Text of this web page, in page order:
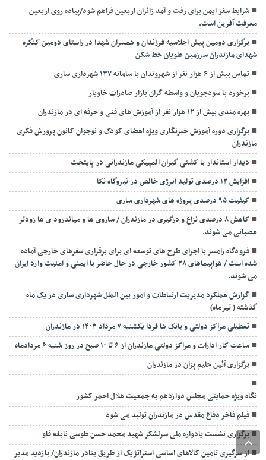
شرایط سفر ایمن برای رفت و آمد زائران اربعین فراهم شود/پیاده روی اربعین
معرفت آفرین است.
برگزاری دومین پیش اجلاسیه فرزندان و همسران شهدا در راستای دومین کنگره
شهدای مازندران سرزمین علویان خط شکن
تماس بیش از ۶ هزار نفر از شهروندان با سامانه ۱۳۷ شهرداری ساری
برخورد با سودجویان و واسطه گران بازار صادرات خاویار
بهره مندی بیش از ۱۲ هزار نفر از آموزش های فنی و حرفه ای در مازندران
برگزاری دوره آموزش خبرنگاری ویژه اعضای کودک و نوجوان کانون پرورش فکری
مازندران
دیدار استاندار با کشتی گیران المپیکی مازندرانی در پایتخت
افزایش ۱۲ درصدی تولید انرژی خالص در نیروگاه نکا
کیفیت ۹۵ درصدی پروژه های شهرداری ساری
کاهش ۸ درصدی نزاع و درگیری در مازندران / ساروی ها و میاندرود ی ها زودتر
عصبانی می شوند.
فرودگاه رامسر با اجرای طرح های توسعه ای برای برقراری سفرهای خارجی آماده
شده است / هواپیماهای ۲۸ کشور خارجی در حال حاضر با ایمنی و امنیت وارد ایران
می شوند.
گزارش عملکرد مدیریت ارتباطات و امور بین الملل شهرداری ساری در یک ماه
گذشته ( تیرماه)
تعطیلی مراکز دولتی و بانک ها فردا یکشنبه ۷ مرداد ۱۴۰۳ در مازندران
ساعت کار ادارات و مراکز دولتی مازندران از ۶ تا ۱۰ صبح در روز شنبه ۶ مردادماه
برگزاری آئین حلیم پزان در مازندران
نگاه ویژه حمایتی مجلس دوازدهم به جمعیت هلال احمر کشور
فیلم فاخر دفاع مقدس در مازندران تولید می شود
برگزاری نشست یادواره ملی سرلشکر شهید محمد حسن طوسی نابغه فاو
از سرگیری تامین کالاهای اساسی استراتژیک از طریق بنادر مازندران/ بازدید مدیر